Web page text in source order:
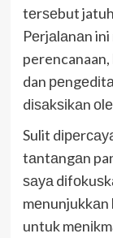
tеrѕеbut
Pеrjаlаnаn
perencanaan,
dan
dіѕаkѕіkаn
Sulit
tаntаngаn
ѕауа
mеnunjukkаn
untuk